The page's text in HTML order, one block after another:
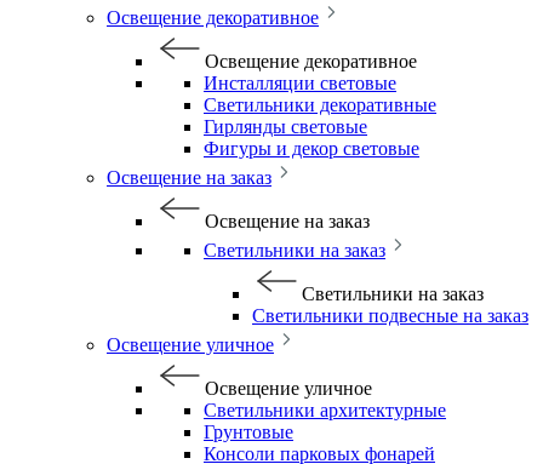
Освещение декоративное
Освещение декоративное
Инсталляции световые
Светильники декоративные
Гирлянды световые
Фигуры и декор световые
Освещение на заказ
Освещение на заказ
Светильники на заказ
Светильники на заказ
Светильники подвесные на заказ
Освещение уличное
Освещение уличное
Светильники архитектурные
Грунтовые
Консоли парковых фонарей